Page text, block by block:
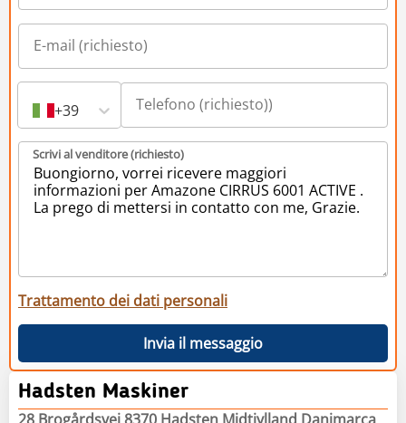
+39
Scrivi al venditore (richiesto)
Trattamento dei dati personali
Invia il messaggio
Hadsten Maskiner